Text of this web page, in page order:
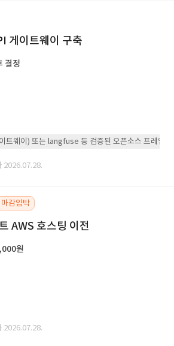
게이트웨이 구축
결정
트웨이) 또는 langfuse 등 검증된 오픈소스 프레임워
2026.07.28.
마감임박
AWS 호스팅 이전
원
2026.07.28.